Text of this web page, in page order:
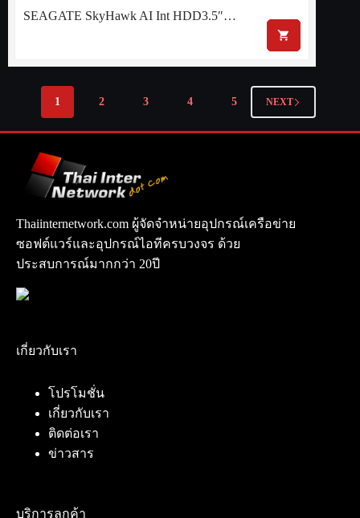
SEAGATE SkyHawk AI Int HDD3.5″…
1 2 3 4 5 NEXT
Thaiinternetwork.com ผู้จัดจำหน่ายอุปกรณ์เครือข่าย
ซอฟต์แวร์และอุปกรณ์ไอทีครบวงจร ด้วย
ประสบการณ์มากกว่า 20ปี
เกี่ยวกับเรา
โปรโมชั่น
เกี่ยวกับเรา
ติดต่อเรา
ข่าวสาร
บริการลูกค้า